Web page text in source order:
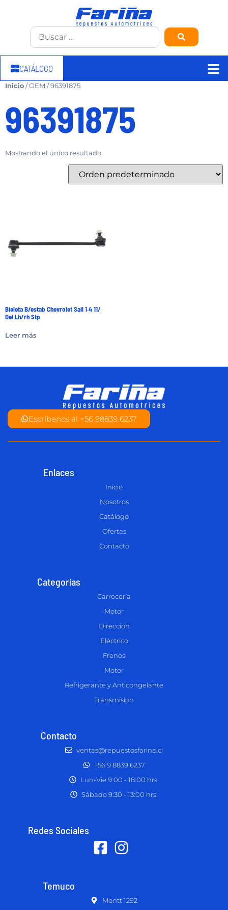
CATÁLOGO
Inicio/ OEM / 96391875
96391875
Mostrando el único resultado
Bieleta B/estab Chevrolet Sail 1.4 11/
Del Lh/rh Stp
Leer más
Escríbenos al +56 98839 6237
Enlaces
Inicio
Nosotros
Catálogo
Ofertas
Contacto
Categorías
Carrocería
Motor
Dirección
Eléctrico
Frenos
Motor
Refrigerante y Anticongelante
Transmision
Contacto
ventas@repuestosfarina.cl
+56 9 8839 6237
Lun-Vie 9:00 - 18:00 hrs.
Sábado 9:30 - 13:00 hrs.
Redes Sociales
Temuco
Montt 1292